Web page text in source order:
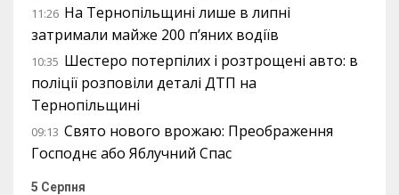
11:26 На Тернопільщині лише в липні
затримали майже 200 п’яних водіїв
10:35 Шестеро потерпілих і розтрощені авто: в
поліції розповіли деталі ДТП на
Тернопільщині
09:13 Свято нового врожаю: Преображення
Господнє або Яблучний Спас
5 Серпня